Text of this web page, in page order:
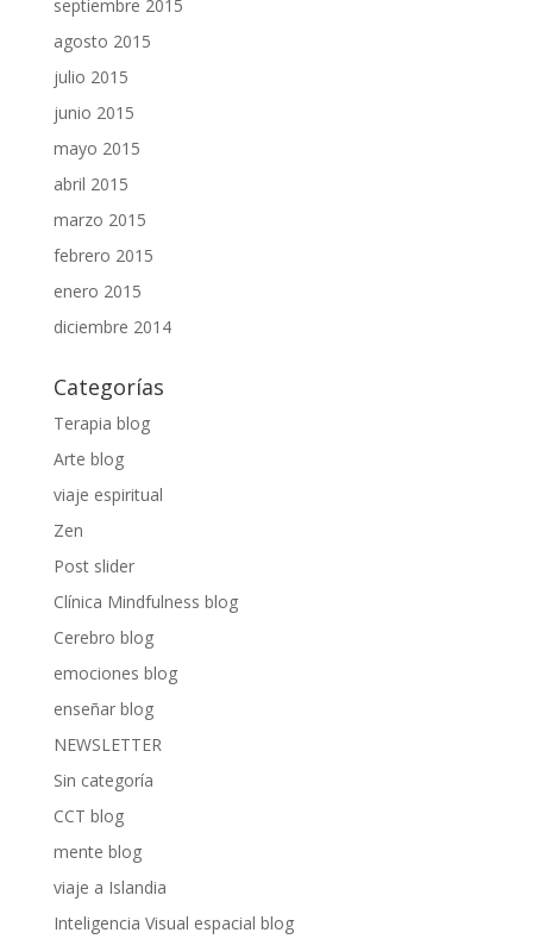
septiembre 2015
agosto 2015
julio 2015
junio 2015
mayo 2015
abril 2015
marzo 2015
febrero 2015
enero 2015
diciembre 2014
Categorías
Terapia blog
Arte blog
viaje espiritual
Zen
Post slider
Clínica Mindfulness blog
Cerebro blog
emociones blog
enseñar blog
NEWSLETTER
Sin categoría
CCT blog
mente blog
viaje a Islandia
Inteligencia Visual espacial blog